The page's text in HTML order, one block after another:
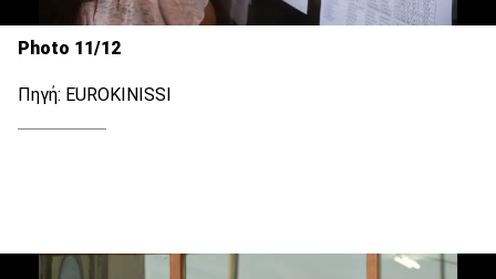
Photo 11/12
Πηγή: EUROKINISSI